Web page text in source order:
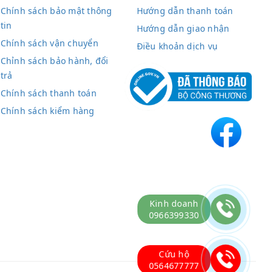
Chính sách bảo mật thông
tin
Chính sách vận chuyển
Chỉnh sách bảo hành, đổi
trả
Chính sách thanh toán
Chính sách kiểm hàng
Hướng dẫn thanh toán
Hướng dẫn giao nhận
Điều khoản dịch vụ
Cứu hộ
0564677777
Kinh doanh
0966399330